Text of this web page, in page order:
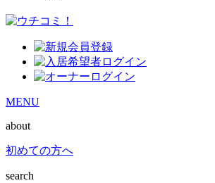
MENU
about
初めての方へ
search